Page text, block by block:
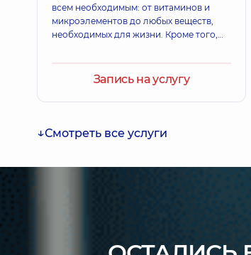
Власенко Ярослав Юрьевич
Педиатр; Врач общей практики -
всем необходимым: от витаминов и
микроэлементов до любых веществ,
необходимых для жизни. Кроме того,
всего лишнего.Запись на услугу
Смотреть все услуги